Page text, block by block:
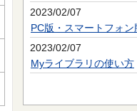
2023/02/07
PC版・スマートフォ
2023/02/07
Myライブラリの使い方